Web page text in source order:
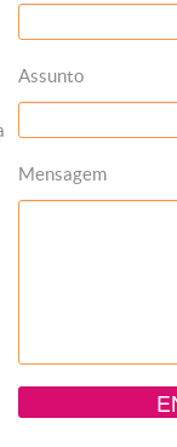
Assunto
Mensagem